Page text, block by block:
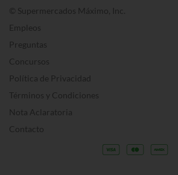
© Supermercados Máximo, Inc.
Empleos
Preguntas
Concursos
Política de Privacidad
Términos y Condiciones
Nota Aclaratoria
Contacto